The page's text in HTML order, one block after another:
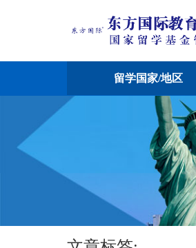
留学国家/地区